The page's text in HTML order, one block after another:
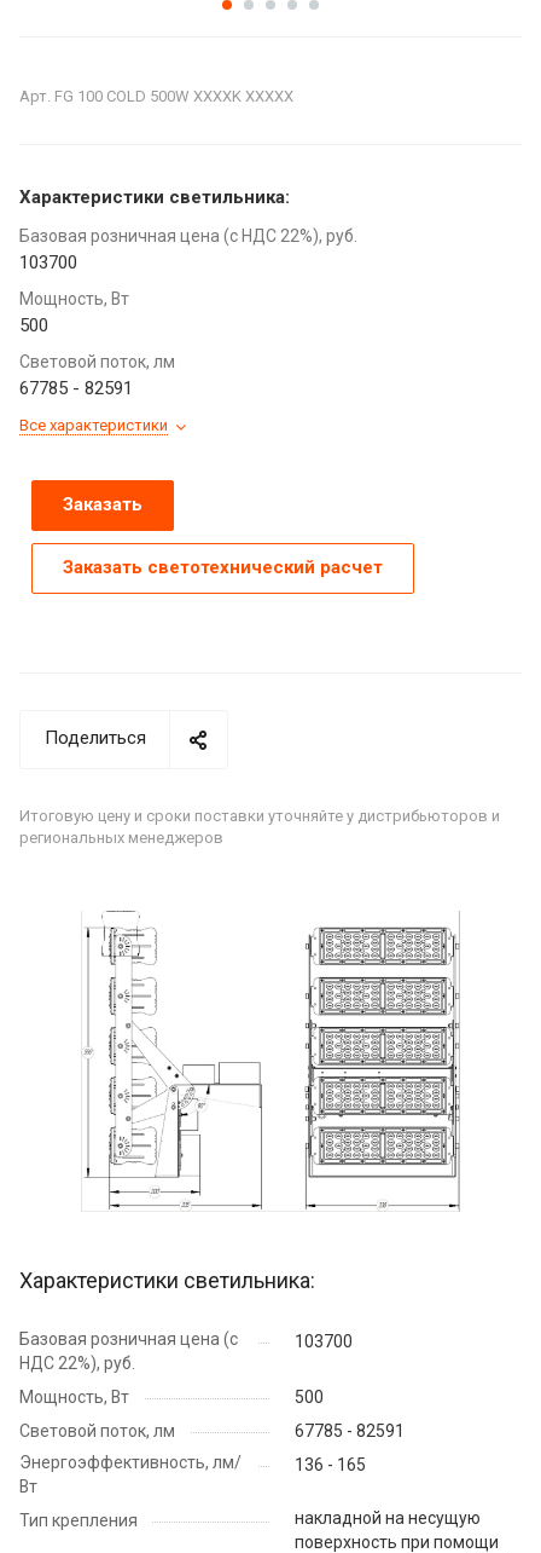
Арт. FG 100 COLD 500W XXXXK XXXXX
Характеристики светильника:
Базовая розничная цена (с НДС 22%), руб.
103700
Мощность, Вт
500
Световой поток, лм
67785 - 82591
Все характеристики
Заказать
Заказать светотехнический расчет
Поделиться
Итоговую цену и сроки поставки уточняйте у дистрибьюторов и
региональных менеджеров
Характеристики светильника:
Базовая розничная цена (с
НДС 22%), руб.
103700
Мощность, Вт
500
Световой поток, лм
67785 - 82591
Энергоэффективность, лм/
Вт
136 - 165
Тип крепления
накладной на несущую
поверхность при помощи